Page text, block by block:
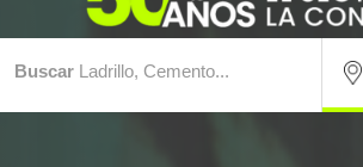
BuscarLadrillo, Cemento...